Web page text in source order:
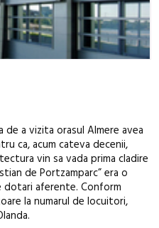
de a vizita orasul Almere avea
ca, acum cateva decenii,
vin sa vada prima cladire
de Portzamparc” era o
dotari aferente. Conform
la numarul de locuitori,